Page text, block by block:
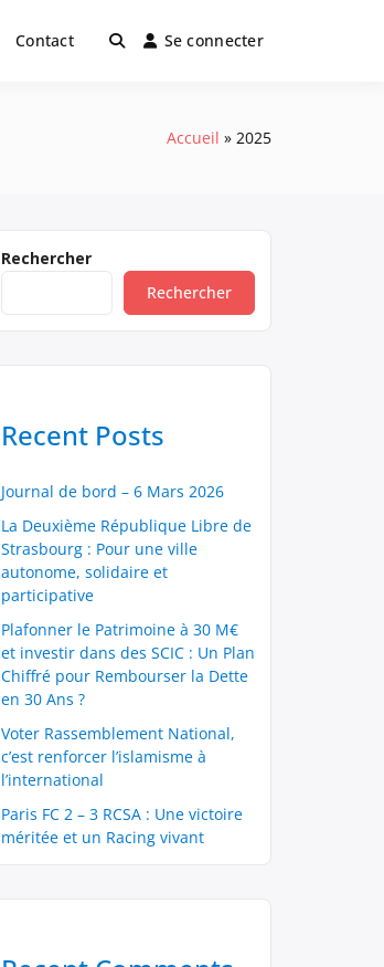
Contact Se connecter
Accueil 2025
Rechercher
Rechercher
Recent Posts
Journal de bord – 6 Mars 2026
La Deuxième République Libre de
Strasbourg : Pour une ville
autonome, solidaire et
participative
Plafonner le Patrimoine à 30 M€
et investir dans des SCIC : Un Plan
Chiffré pour Rembourser la Dette
en 30 Ans ?
Voter Rassemblement National,
c’est renforcer l’islamisme à
l’international
Paris FC 2 – 3 RCSA : Une victoire
méritée et un Racing vivant